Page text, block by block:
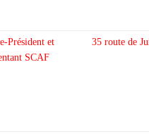
Président et
SCAF
35 route de